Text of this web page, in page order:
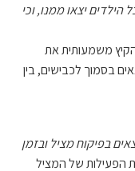
הילדים יצאו ממנו, וכי
משמעותית את
בסמוך לכבישים, בין
בפיקוח מציל ובזמן
הפעילות של המציל